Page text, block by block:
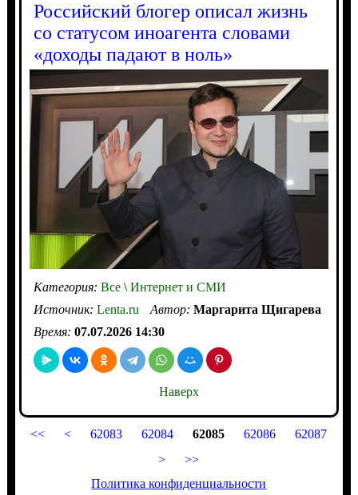
Российский блогер описал жизнь
со статусом иноагента словами
«доходы падают в ноль»
Категория: Все\Интернет и СМИ
Источник: Lenta.ru Автор: Маргарита Щигарева
Время: 07.07.2026 14:30
Наверх
<< < 62083 62084 62085 62086
62087
>
>>
Политика конфиденциальности